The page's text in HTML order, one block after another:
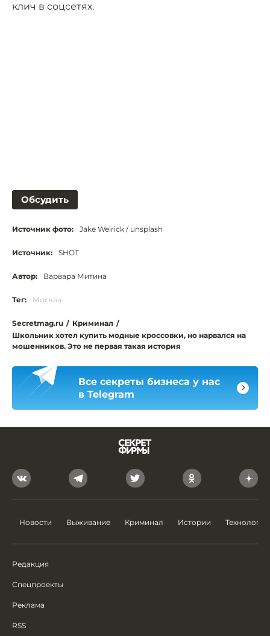
клич в соцсетях.
Обсудить
Источник фото: Jake Weirick / unsplash
Источник: SHOT
Автор: Варвара Митина
Тег: Москва
Secretmag.ru / Криминал /
Школьник хотел купить модные кроссовки, но нарвался на
мошенников. Это не первая такая история
Все секреты бизнеса у нас
в Telegram
Новости Выживание Криминал Истории Технологии
Редакция
Спецпроекты
Реклама
RSS